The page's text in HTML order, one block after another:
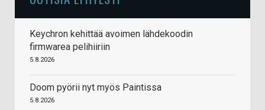
Keychron kehittää avoimen lähdekoodin
firmwarea pelihiiriin
5.8.2026
Doom pyörii nyt myös Paintissa
5.8.2026